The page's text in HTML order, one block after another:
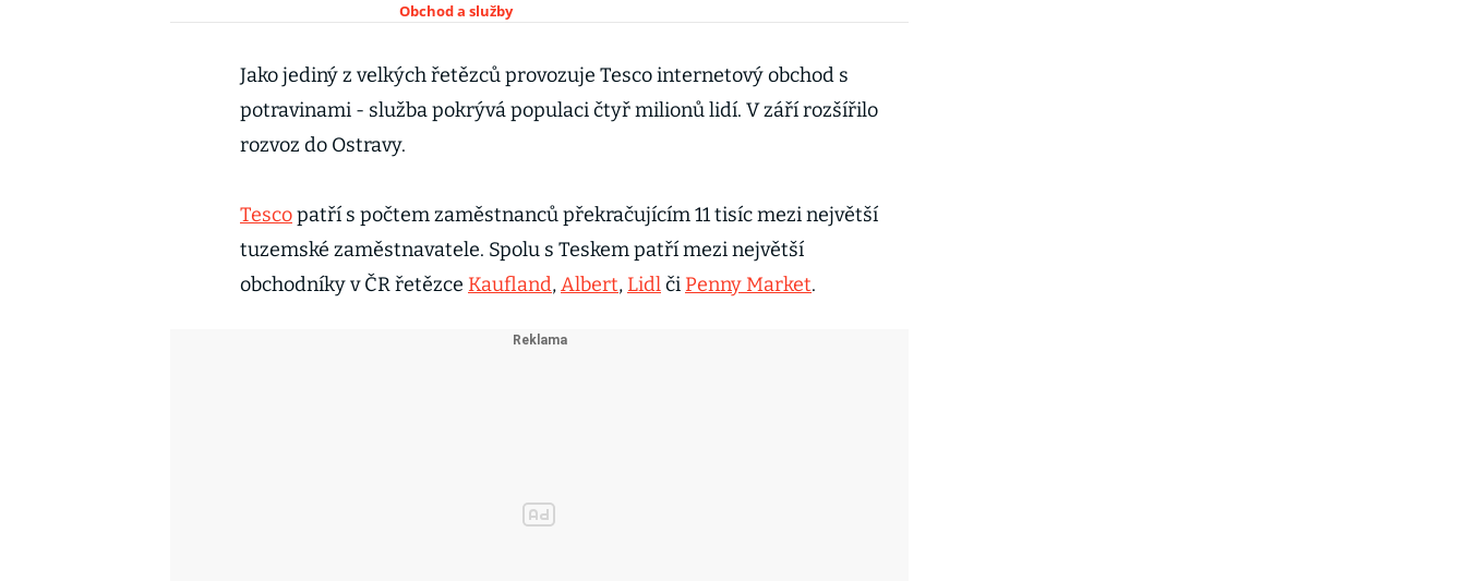
Obchod a služby
Jako jediný z velkých řetězců provozuje Tesco internetový obchod s
potravinami - služba pokrývá populaci čtyř milionů lidí. V září rozšířilo
rozvoz do Ostravy.
Tescopatří s počtem zaměstnanců překračujícím 11 tisíc mezi největší
tuzemské zaměstnavatele. Spolu s Teskem patří mezi největší
obchodníky v ČR řetězce Kaufland,Albert, Lidlči Penny Market.